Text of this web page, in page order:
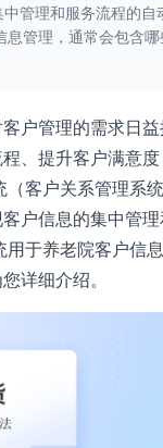
管理和服务流程的自
息管理，通常会包含
户管理的需求日
、提升客户满意
客户关系管理系
户信息的集中管
于养老院客户信
详细介绍。